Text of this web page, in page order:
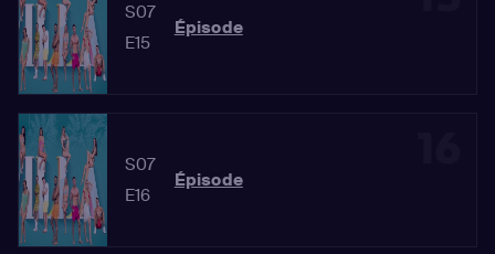
S07
E15
Épisode
S07
E16
Épisode